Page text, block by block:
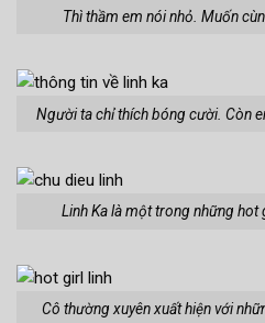
Thì thầm em nói nhỏ. Muốn
Người ta chỉ thích bóng cười. Còn
Linh Ka là một trong những
Cô thường xuyên xuất hiện với